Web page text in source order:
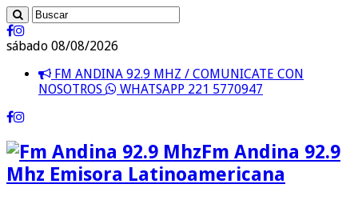
sábado 08/08/2026
FM ANDINA 92.9 MHZ / COMUNICATE CON
NOSOTROS
WHATSAPP 221 5770947
Fm Andina 92.9
Mhz Emisora Latinoamericana